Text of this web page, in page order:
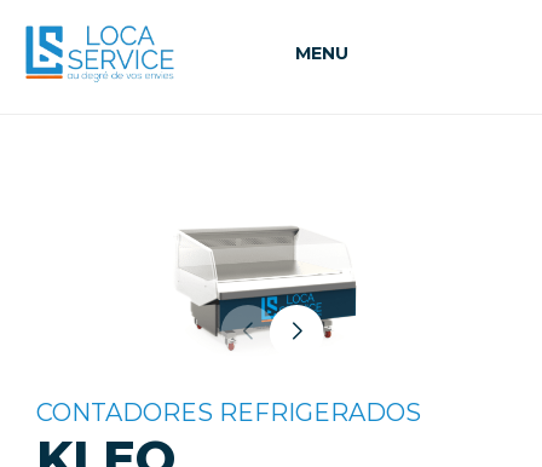
MENU
CONTADORES REFRIGERADOS